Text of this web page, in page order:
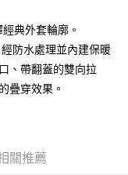
至「AFTEE先享後付」
結帳。
效，需透過AFTEE先享
典外套輪廓。
防水處理並內建保暖
、帶翻蓋的雙向拉
疊穿效果。
關推薦